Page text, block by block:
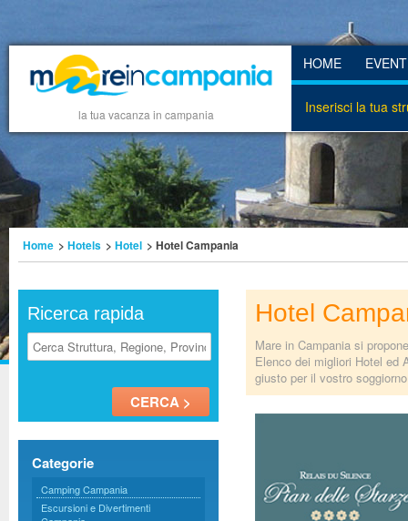
la tua vacanza in campania
HOME
Inserisci la tua
Home > Hotels > Hotel > Hotel Campania
Ricerca rapida
Categorie
Camping Campania
Escursioni e Divertimenti
Hotel
Mare in Campania si
Elenco dei migliori Hotel ed
giusto per il vostro